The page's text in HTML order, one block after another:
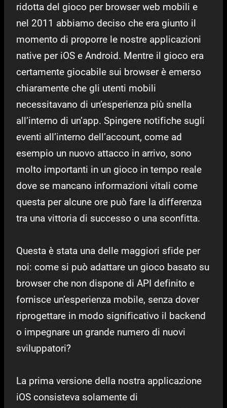
ridotta del gioco per browser web mobili e
nel 2011 abbiamo deciso che era giunto il
momento di proporre le nostre applicazioni
native per iOS e Android. Mentre il gioco era
certamente giocabile sui browser è emerso
chiaramente che gli utenti mobili
necessitavano di un’esperienza più snella
all’interno di un’app. Spingere notifiche sugli
eventi all’interno dell’account, come ad
esempio un nuovo attacco in arrivo, sono
molto importanti in un gioco in tempo reale
dove se mancano informazioni vitali come
questa per alcune ore può fare la differenza
tra una vittoria di successo o una sconfitta.
Questa è stata una delle maggiori sfide per
noi: come si può adattare un gioco basato su
browser che non dispone di API definito e
fornisce un’esperienza mobile, senza dover
riprogettare in modo significativo il backend
o impegnare un grande numero di nuovi
sviluppatori?
La prima versione della nostra applicazione
iOS consisteva solamente di